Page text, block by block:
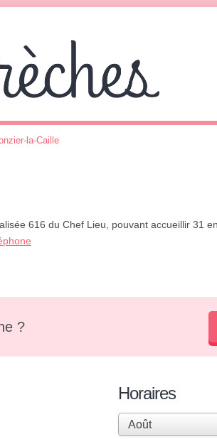
la-Caille
616 du Chef Lieu, pouvant accueillir 31
?
Horaires